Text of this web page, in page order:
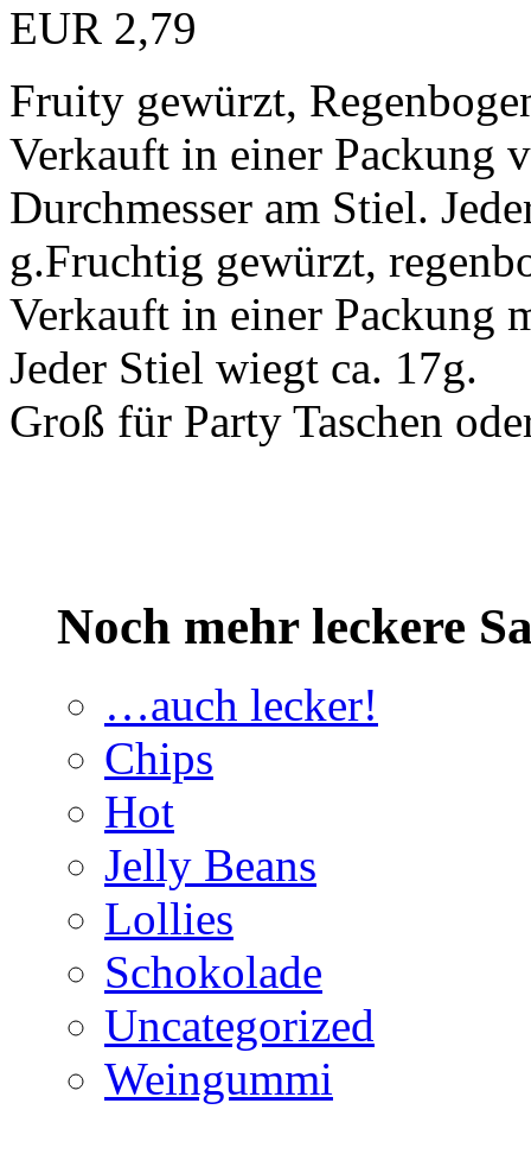
EUR 2,79
Fruity gewürzt,
Verkauft in einer Packung
Durchmesser am Stiel.
g.Fruchtig gewürzt,
Verkauft in einer Packung
Jeder Stiel wiegt ca. 17g.
Groß für Party Taschen
Noch mehr leckere
…auch lecker!
Chips
Hot
Jelly Beans
Lollies
Schokolade
Uncategorized
Weingummi